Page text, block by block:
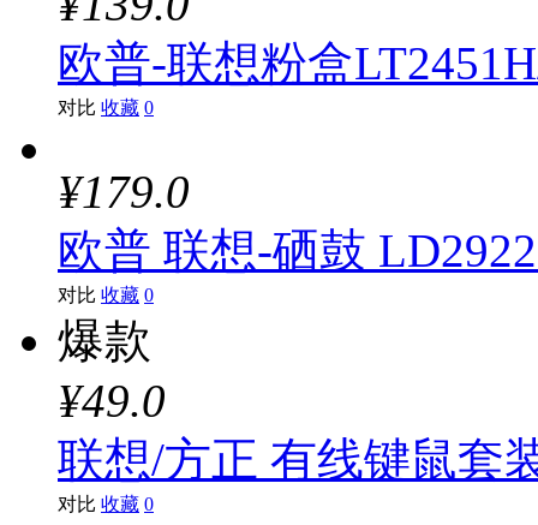
欧普-联想粉盒
对比 收藏 0
¥179.0
欧普 联想-硒鼓
对比 收藏 0
爆款
¥49.0
联想/方正 有线键鼠套
对比 收藏 0